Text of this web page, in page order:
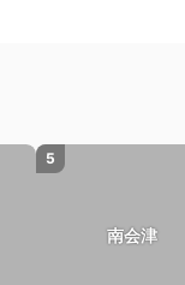
5
南会津